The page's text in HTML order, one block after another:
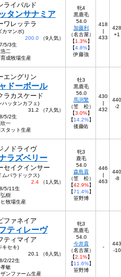
ライバルド
タンサナミア
ワレッテラ
カマンボ)
200.0 （9人気）
5/3生
二
成牧場生産
牝4
黒鹿毛
54.0
加藤利
（名古屋）
【1.3%】
【4.8%】
伊藤強
418
|
433
428
+1
エングリン
ドーボール
ラカスケード
ハッタンカフェ)
31.2 （7人気）
5/2生
一
タット生産
牡3
黒鹿毛
56.0
馬渕繁
（笠 松）
【3.0%】
【14.2%】
後藤佑
430
|
432
440
-2
ノドライヴ
ラズベリー
セイクインサー
ムパラドックス)
2.4 （1人気）
5/11生
樹
ヒ牧場生産
牝3
鹿毛
54.0
森島貴
（笠 松）
【42.9%】
【71.4%】
笹野博
446
|
463
440
-8
ファネイア
ティレーヴ
ティマイア
キセキ)
20.1 （6人気）
2/22生
敏
ザンファーム生産
牝3
黒鹿毛
54.0
今井貴
（名古屋）
【2.1%】
【11.6%】
笹野博
-
443
-10